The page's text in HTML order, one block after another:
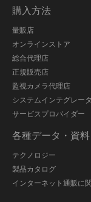
購入方法
量販店
オンラインストア
総合代理店
正規販売店
監視カメラ代理店
システムインテグレー
サービスプロバイダー
各種データ・資料
テクノロジー
製品カタログ
インターネット通販に